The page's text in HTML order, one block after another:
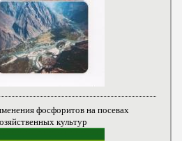
фосфоритов на посевах
культур